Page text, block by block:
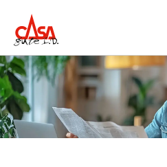
Inhalt
springen